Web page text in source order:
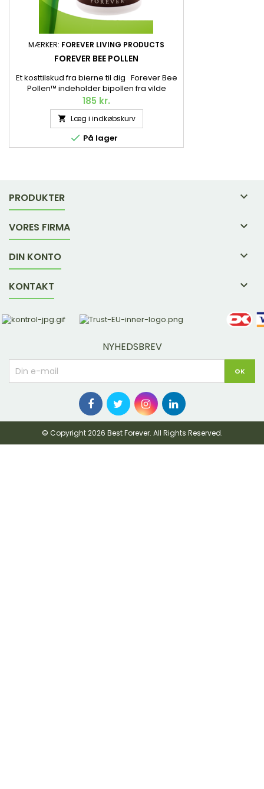
MÆRKER: FOREVER LIVING PRODUCTS
FOREVER BEE POLLEN
Et kosttilskud fra bierne til dig Forever Bee
Pollen™ indeholder bipollen fra vilde
blomster. Pollen, der indsamles af flittige
bier for at blive til et populært kosttilskud i
smart tabletform til dig. 100 tabletter / 55 g.
185 kr.
 Læg i indkøbskurv
 På lager
PRODUKTER 
VORES FIRMA 
DIN KONTO 
KONTAKT 
NYHEDSBREV
© Copyright 2026 Best Forever. All Rights Reserved.